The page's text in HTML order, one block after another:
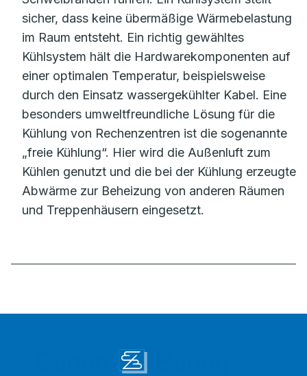
sicher, dass keine übermäßige Wärmebelastung
im Raum entsteht. Ein richtig gewähltes
Kühlsystem hält die Hardwarekomponenten auf
einer optimalen Temperatur, beispielsweise
durch den Einsatz wassergekühlter Kabel. Eine
besonders umweltfreundliche Lösung für die
Kühlung von Rechenzentren ist die sogenannte
„freie Kühlung“. Hier wird die Außenluft zum
Kühlen genutzt und die bei der Kühlung erzeugte
Abwärme zur Beheizung von anderen Räumen
und Treppenhäusern eingesetzt.